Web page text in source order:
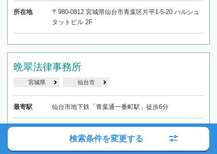
所在地
〒980-0812 宮城県仙台市青葉区片平1-5-20 ハルシュ
タットビル 2F
晩翠法律事務所
宮城県 仙台市
最寄駅 仙台市地下鉄「青葉通一番町駅」徒歩6分
所在地
〒980-0804 宮城県仙台市青葉区大町1-2-16 大町カー
プビル3階検索条件を変更する